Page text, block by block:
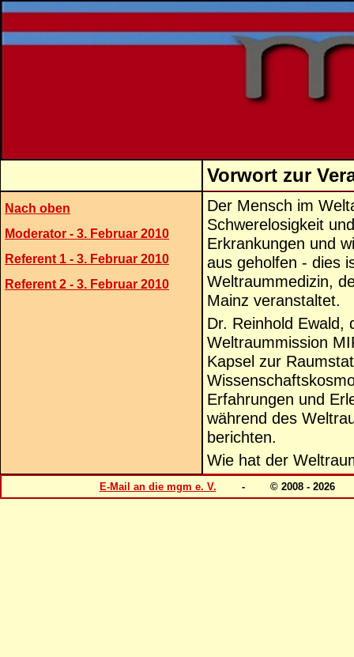
Vorwort zur
Nach oben
Moderator - 3. Februar 2010
Referent 1 - 3. Februar 2010
Referent 2 - 3. Februar 2010
Der Mensch im
Schwerelosigkeit
Erkrankungen und
aus geholfen - dies
Weltraummedizin,
Mainz veranstaltet.
Dr. Reinhold Ewald,
Weltraummission
Kapsel zur
Erfahrungen und
während des
berichten.
Wie hat der
E-Mail an die mgm e. V. - © 2008 -